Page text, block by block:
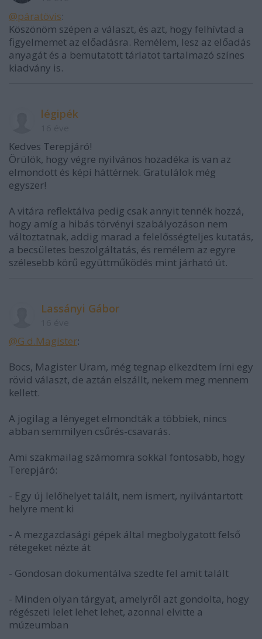
@páratövis:
Köszönöm szépen a választ, és azt, hogy felhívtad a
figyelmemet az előadásra. Remélem, lesz az előadás
anyagát és a bemutatott tárlatot tartalmazó színes
kiadvány is.
légipék
Kedves Terepjáró!
Örülök, hogy végre nyilvános hozadéka is van az
elmondott és képi háttérnek. Gratulálok még
egyszer!
A vitára reflektálva pedig csak annyit tennék hozzá,
hogy amíg a hibás törvényi szabályozáson nem
változtatnak, addig marad a felelősségteljes kutatás,
a becsületes beszolgáltatás, és remélem az egyre
szélesebb körű együttműködés mint járható út.
Lassányi Gábor
@G.d.Magister:
Bocs, Magister Uram, még tegnap elkezdtem írni egy
rövid választ, de aztán elszállt, nekem meg mennem
kellett.
A jogilag a lényeget elmondták a többiek, nincs
abban semmilyen csűrés-csavarás.
Ami szakmailag számomra sokkal fontosabb, hogy
Terepjáró:
- Egy új lelőhelyet talált, nem ismert, nyilvántartott
helyre ment ki
- A mezgazdasági gépek által megbolygatott felső
rétegeket nézte át
- Gondosan dokumentálva szedte fel amit talált
- Minden olyan tárgyat, amelyről azt gondolta, hogy
régészeti lelet lehet lehet, azonnal elvitte a
múzeumban